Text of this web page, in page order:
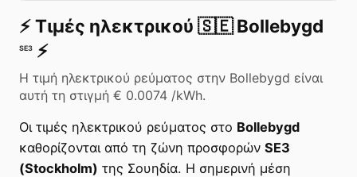
⚡️Τιμές ηλεκτρικού 🇸🇪 Bollebygd
SE3 ⚡️
Η τιμή ηλεκτρικού ρεύματος στην Bollebygd είναι
αυτή τη στιγμή € 0.0074 /kWh.
Οι τιμές ηλεκτρικού ρεύματος στο Bollebygd
καθορίζονται από τη ζώνη προσφορών SE3
(Stockholm) της Σουηδία. Η σημερινή μέση